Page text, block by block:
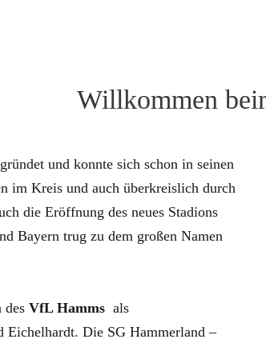
Willkommen
und konnte sich schon in seinen
im Kreis und auch überkreislich durch
die Eröffnung des neues Stadions
Bayern trug zu dem großen Namen
des VfL Hamms als
Eichelhardt. Die SG Hammerland –